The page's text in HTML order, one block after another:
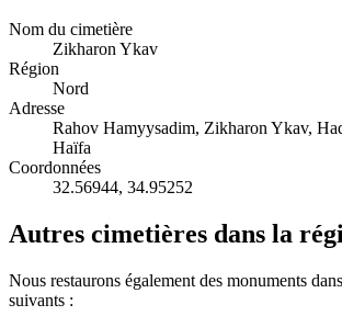
Nom du cimetière
Zikharon Ykav
Région
Nord
Adresse
Rahov Hamyysadim, Zikharon Ykav,
Haïfa
Coordonnées
32.56944, 34.95252
Autres cimetières dans la
Nous restaurons également des monuments
suivants :